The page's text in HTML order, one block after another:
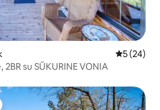
Vidutinis
5 (24)
su SŪKURINE VONIA